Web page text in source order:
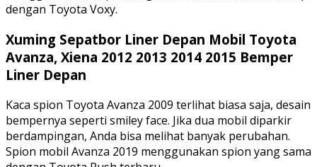
dengan Toyota Voxy.
Xuming Sepatbor Liner Depan Mobil Toyota
Avanza, Xiena 2012 2013 2014 2015 Bemper
Liner Depan
Kaca spion Toyota Avanza 2009 terlihat biasa saja, desain
bempernya seperti smiley face. Jika dua mobil diparkir
berdampingan, Anda bisa melihat banyak perubahan.
Spion mobil Avanza 2019 menggunakan spion yang sama